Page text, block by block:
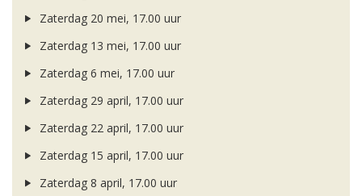
Zaterdag 20 mei, 17.00 uur
Zaterdag 13 mei, 17.00 uur
Zaterdag 6 mei, 17.00 uur
Zaterdag 29 april, 17.00 uur
Zaterdag 22 april, 17.00 uur
Zaterdag 15 april, 17.00 uur
Zaterdag 8 april, 17.00 uur